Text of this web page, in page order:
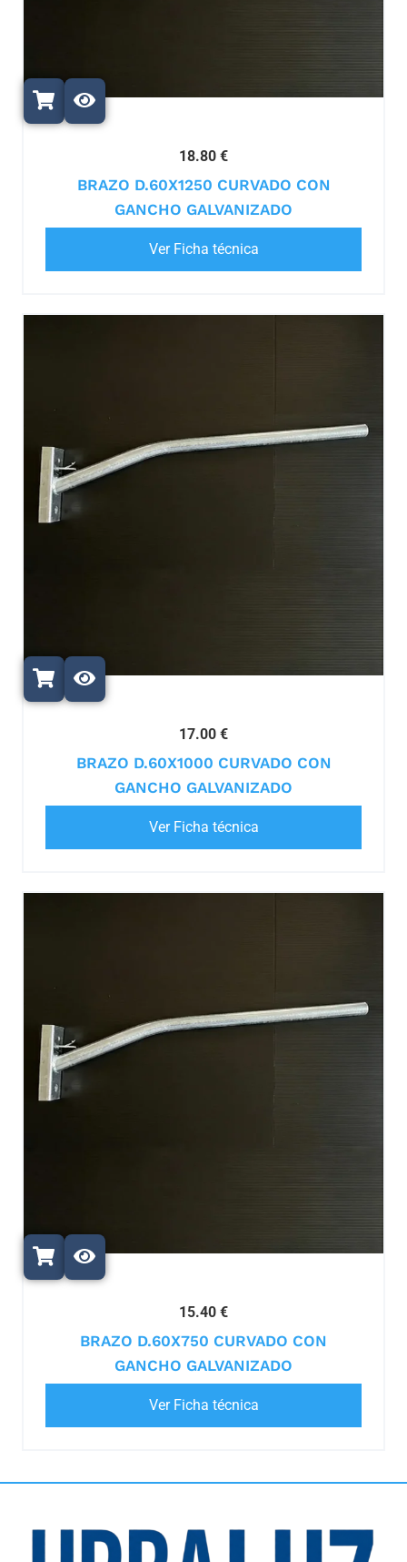
18.80 €
BRAZO D.60X1250 CURVADO CON
GANCHO GALVANIZADO
Ver Ficha técnica
17.00 €
BRAZO D.60X1000 CURVADO CON
GANCHO GALVANIZADO
Ver Ficha técnica
15.40 €
BRAZO D.60X750 CURVADO CON
GANCHO GALVANIZADO
Ver Ficha técnica